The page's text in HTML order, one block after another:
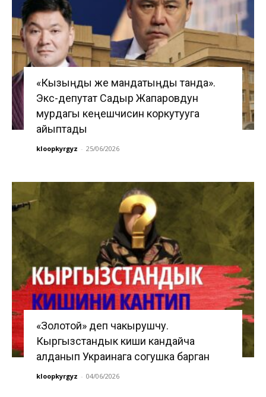
«Кызыңды же мандатыңды танда».
Экс-депутат Садыр Жапаровдун
мурдагы кеңешчисин коркутууга
айыптады
kloopkyrgyz - 25/06/2026
«Золотой» деп чакырушчу.
Кыргызстандык киши кандайча
алданып Украинага согушка барган
kloopkyrgyz - 04/06/2026